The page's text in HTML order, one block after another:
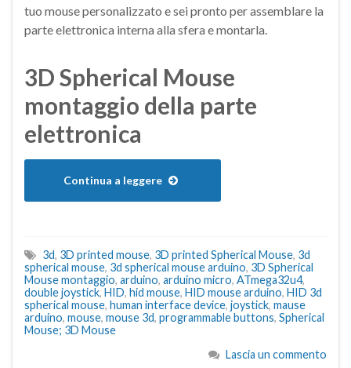
tuo mouse personalizzato e sei pronto per assemblare la
parte elettronica interna alla sfera e montarla.
3D Spherical Mouse
montaggio della parte
elettronica
Continua a leggere
3d, 3D printed mouse, 3D printed Spherical Mouse, 3d
spherical mouse, 3d spherical mouse arduino, 3D Spherical
Mouse montaggio, arduino, arduino micro, ATmega32u4,
double joystick, HID, hid mouse, HID mouse arduino, HID 3d
spherical mouse, human interface device, joystick, mause
arduino, mouse, mouse 3d, programmable buttons, Spherical
Mouse; 3D Mouse
Lascia un commento